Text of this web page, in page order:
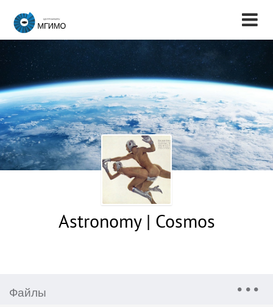
Astronomy | Cosmos
Файлы